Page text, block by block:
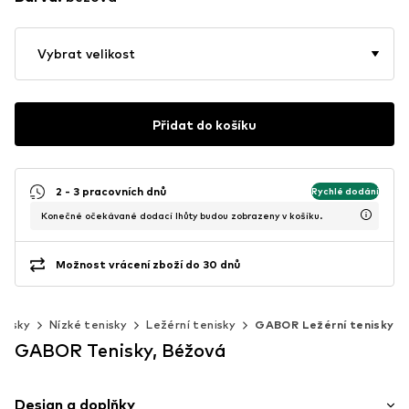
Vybrat velikost
Přidat do košíku
2 - 3 pracovních dnů Rychlé dodání
Konečné očekávané dodací lhůty budou zobrazeny v košíku.
Možnost vrácení zboží do 30 dnů
Nízké tenisky Ležérní tenisky GABOR Ležérní tenisky
GABOR Tenisky, Béžová
Design a doplňky